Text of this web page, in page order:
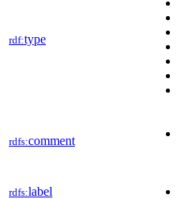
rdf:type
rdfs:comment
rdfs:label